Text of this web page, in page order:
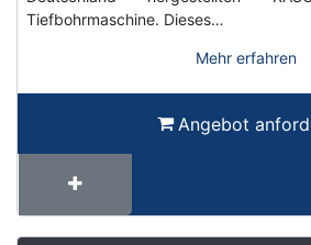
Tiefbohrmaschine. Dieses…
Mehr erfahren
Angebot